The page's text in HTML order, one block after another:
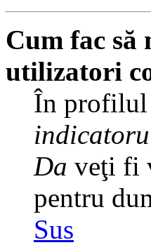
Cum fac
utilizatori
În profilul
Da veţi fi
pentru
Sus